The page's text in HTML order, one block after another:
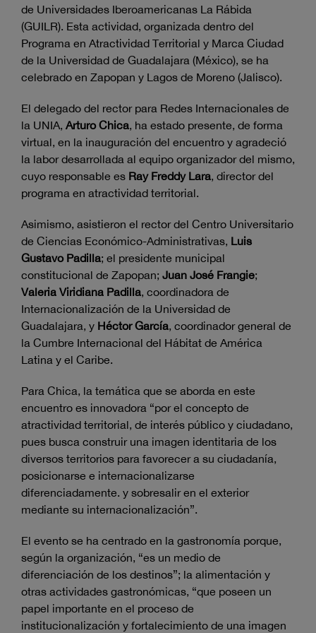
de Universidades Iberoamericanas La Rábida
(GUILR). Esta actividad, organizada dentro del
Programa en Atractividad Territorial y Marca Ciudad
de la Universidad de Guadalajara (México), se ha
celebrado en Zapopan y Lagos de Moreno (Jalisco).
El delegado del rector para Redes Internacionales de
la UNIA, Arturo Chica, ha estado presente, de forma
virtual, en la inauguración del encuentro y agradeció
la labor desarrollada al equipo organizador del mismo,
cuyo responsable es Ray Freddy Lara, director del
programa en atractividad territorial.
Asimismo, asistieron el rector del Centro Universitario
de Ciencias Económico-Administrativas, Luis
Gustavo Padilla; el presidente municipal
constitucional de Zapopan; Juan José Frangie;
Valeria Viridiana Padilla, coordinadora de
Internacionalización de la Universidad de
Guadalajara, y Héctor García, coordinador general de
la Cumbre Internacional del Hábitat de América
Latina y el Caribe.
Para Chica, la temática que se aborda en este
encuentro es innovadora “por el concepto de
atractividad territorial, de interés público y ciudadano,
pues busca construir una imagen identitaria de los
diversos territorios para favorecer a su ciudadanía,
posicionarse e internacionalizarse
diferenciadamente. y sobresalir en el exterior
mediante su internacionalización”.
El evento se ha centrado en la gastronomía porque,
según la organización, “es un medio de
diferenciación de los destinos”; la alimentación y
otras actividades gastronómicas, “que poseen un
papel importante en el proceso de
institucionalización y fortalecimiento de una imagen